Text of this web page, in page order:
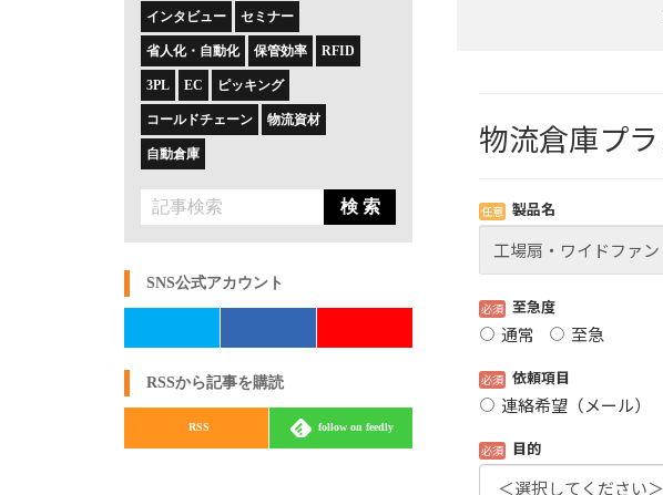
インタビュー セミナー
省人化・自動化 保管効率 RFID
3PL EC ピッキング
コールドチェーン 物流資材
自動倉庫
検 索
SNS公式アカウント
RSSから記事を購読
RSS follow on feedly